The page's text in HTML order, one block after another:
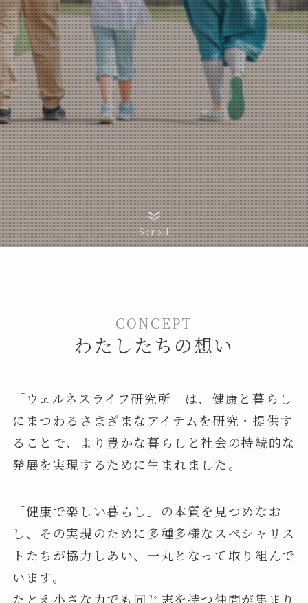
Scroll
CONCEPT
わたしたちの想い
「ウェルネスライフ研究所」は、健康と暮らし
にまつわるさまざまなアイテムを研究・提供す
ることで、より豊かな暮らしと社会の持続的な
発展を実現するために生まれました。
「健康で楽しい暮らし」の本質を見つめなお
し、その実現のために多種多様なスペシャリス
トたちが協力しあい、一丸となって取り組んで
います。
たとえ小さな力でも同じ志を持つ仲間が集まり